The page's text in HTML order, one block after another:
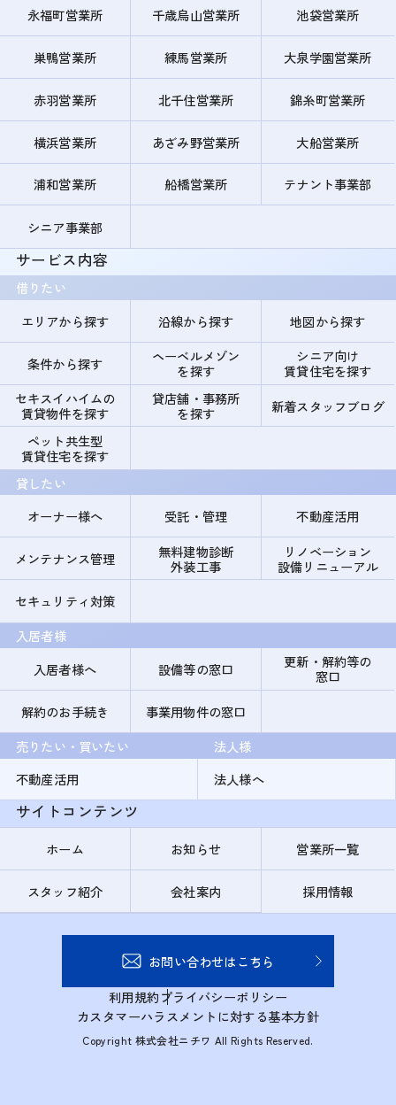
永福町営業所 千歳烏山営業所 池袋営業所
巣鴨営業所 練馬営業所 大泉学園営業所
赤羽営業所 北千住営業所 錦糸町営業所
横浜営業所 あざみ野営業所 大船営業所
浦和営業所 船橋営業所 テナント事業部
シニア事業部
サービス内容
借りたい
エリアから探す
沿線から探す 地図から探す
条件から探す
ヘーベルメゾン
を探す
シニア向け
賃貸住宅を探す
セキスイハイムの
賃貸物件を探す
貸店舗・事務所
を探す
新着スタッフブログ
ペット共生型
賃貸住宅を探す
貸したい
オーナー様へ
受託・管理 不動産活用
メンテナンス管理
無料建物診断
外装工事
リノベーション
設備リニューアル
セキュリティ対策
入居者様
入居者様へ
設備等の窓口
更新・解約等の
窓口
解約のお手続き
事業用物件の窓口
売りたい・買いたい
不動産活用
法人様
法人様へ
サイトコンテンツ
ホーム お知らせ 営業所一覧
スタッフ紹介 会社案内 採用情報
お問い合わせはこちら
利用規約プライバシーポリシー
カスタマーハラスメントに対する基本方針
Copyright 株式会社ニチワ All Rights Reserved.